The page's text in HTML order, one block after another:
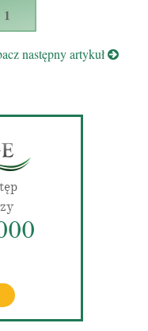
następny artykuł